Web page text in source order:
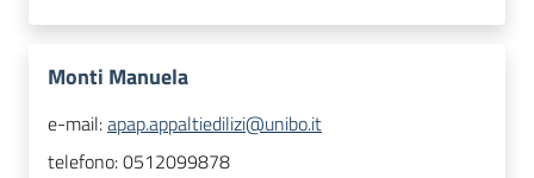
Monti Manuela
e-mail:apap.appaltiedilizi@unibo.it
telefono:0512099878